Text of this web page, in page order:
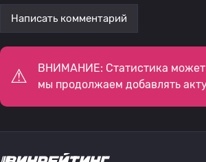
Написать комментарий
ВНИМАНИЕ: Статистика может
мы продолжаем добавлять